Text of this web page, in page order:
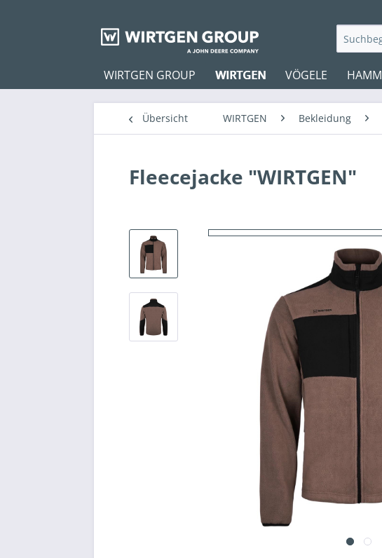
WIRTGEN GROUP WIRTGEN VÖGELE HAMM
Übersicht WIRTGEN Bekleidung
Fleecejacke "WIRTGEN"